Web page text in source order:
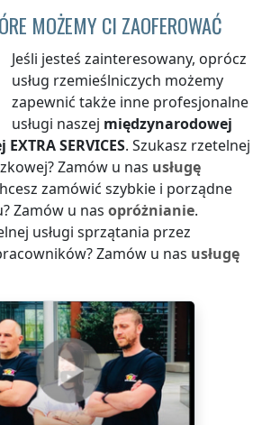
MOŻEMY CI ZAOFEROWAĆ
Jeśli jesteś zainteresowany, oprócz
usług rzemieślniczych możemy
zapewnić także inne profesjonalne
usługi naszej międzynarodowej
EXTRA SERVICES. Szukasz rzetelnej
Zamów u nas usługę
zamówić szybkie i porządne
Zamów u nas opróżnianie.
usługi sprzątania przez
Zamów u nas usługę